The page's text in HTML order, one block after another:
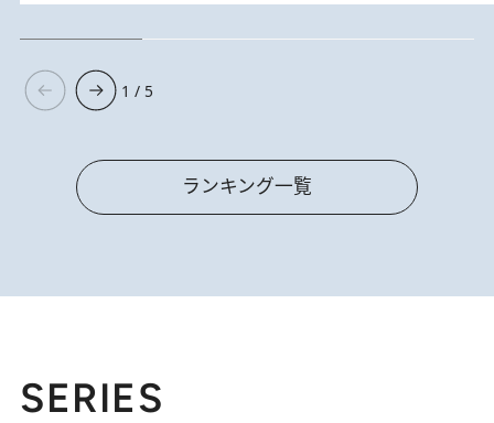
1 / 5
ランキング一覧
SERIES